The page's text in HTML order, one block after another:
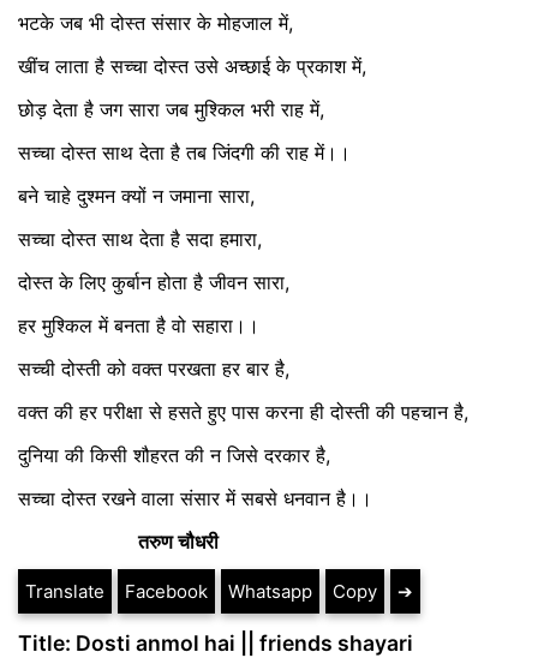
भटके जब भी दोस्त संसार के मोहजाल में,
खींच लाता है सच्चा दोस्त उसे अच्छाई के प्रकाश में,
छोड़ देता है जग सारा जब मुश्किल भरी राह में,
सच्चा दोस्त साथ देता है तब जिंदगी की राह में।।
बने चाहे दुश्मन क्यों न जमाना सारा,
सच्चा दोस्त साथ देता है सदा हमारा,
दोस्त के लिए कुर्बान होता है जीवन सारा,
हर मुश्किल में बनता है वो सहारा।।
सच्ची दोस्ती को वक्त परखता हर बार है,
वक्त की हर परीक्षा से हसते हुए पास करना ही दोस्ती की पहचान है,
दुनिया की किसी शौहरत की न जिसे दरकार है,
सच्चा दोस्त रखने वाला संसार में सबसे धनवान है।।
तरुण चौधरी
Translate Facebook Whatsapp Copy ➔
Title: Dosti anmol hai || friends shayari